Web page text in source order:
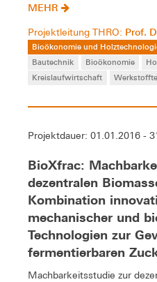
MEHR
Projektleitung THRO: Prof.
Bioökonomie und
Bautechnik
Bioökonomie
Kreislaufwirtschaft
Projektdauer: 01.01.2016 -
BioXfrac:
dezentralen
Kombination
mechanischer und
Technologien zur
fermentierbaren
Machbarkeitsstudie zur